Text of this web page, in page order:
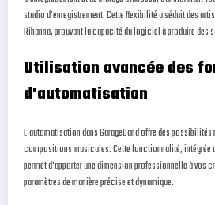
studio d'enregistrement. Cette flexibilité a séduit des
Rihanna, prouvant la capacité du logiciel à produire des
Utilisation avancée des
d'automatisation
L'automatisation dans GarageBand offre des possibilités
compositions musicales. Cette fonctionnalité, intégrée
permet d'apporter une dimension professionnelle à vos
paramètres de manière précise et dynamique.